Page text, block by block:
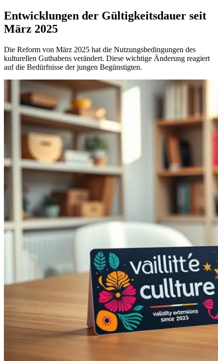
Entwicklungen der Gültigkeitsdauer seit
März 2025
Die Reform von März 2025 hat die Nutzungsbedingungen des
kulturellen Guthabens verändert. Diese wichtige Änderung reagiert
auf die Bedürfnisse der jungen Begünstigten.